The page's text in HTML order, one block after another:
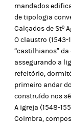
mandados
de tipologia
Calçados de Stº
O claustro
“castilhianos”
assegurando a
refeitório,
primeiro andar
construído nos
A igreja (1548-
Coimbra,